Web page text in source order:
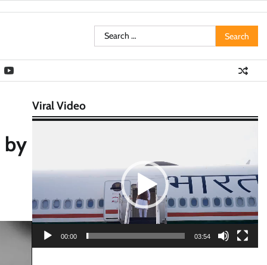
Search
for:
Viral Video
00:00 03:54